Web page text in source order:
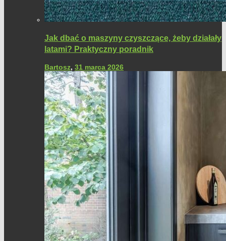
Jak dbać o maszyny czyszczące, żeby działały
latami? Praktyczny poradnik
Bartosz, 31 marca 2026